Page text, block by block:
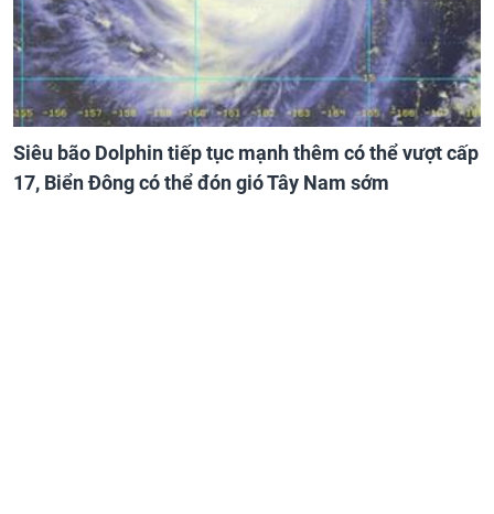
Siêu bão Dolphin tiếp tục mạnh thêm có thể vượt cấp
17, Biển Đông có thể đón gió Tây Nam sớm